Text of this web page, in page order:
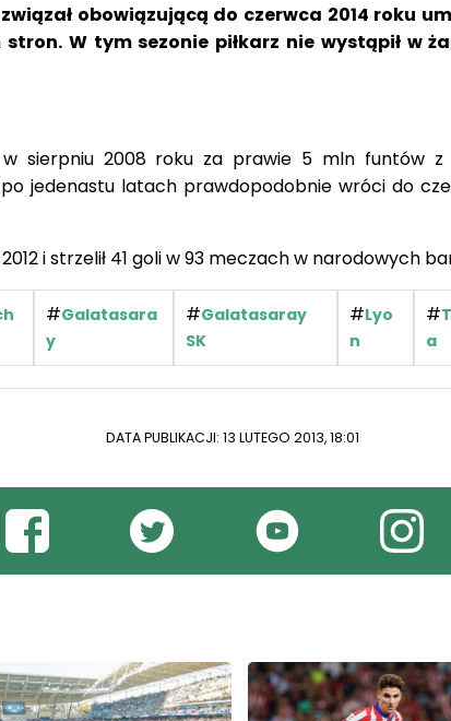
obowiązującą do czerwca 2014 roku
W tym sezonie piłkarz nie wystąpił w
sierpniu 2008 roku za prawie 5 mln funtów z
jedenastu latach prawdopodobnie wróci do
i strzelił 41 goli w 93 meczach w narodowych
#Galatasara
y
#Galatasaray
SK
#Lyo
n
#
a
DATA PUBLIKACJI: 13 LUTEGO 2013, 18:01